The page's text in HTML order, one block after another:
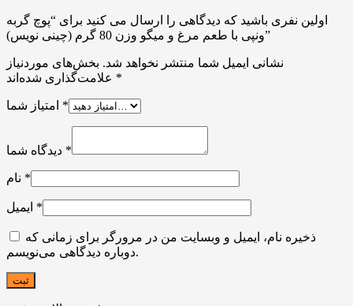
اولین نفری باشید که دیدگاهی را ارسال می کنید برای “پوچ گربه
ونپی با طعم مرغ و میگو وزن 80 گرم (چینی نویس)”
نشانی ایمیل شما منتشر نخواهد شد. بخش‌های موردنیاز
*
*
*
*
*
ذخیره نام، ایمیل و وبسایت من در مرورگر برای زمانی که
دوباره دیدگاهی می‌نویسم.